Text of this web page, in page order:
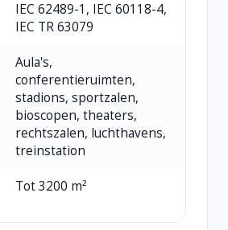
IEC 62489-1, IEC 60118-4,
IEC TR 63079
Aula's,
conferentieruimten,
stadions, sportzalen,
bioscopen, theaters,
rechtszalen, luchthavens,
treinstation
Tot 3200 m²